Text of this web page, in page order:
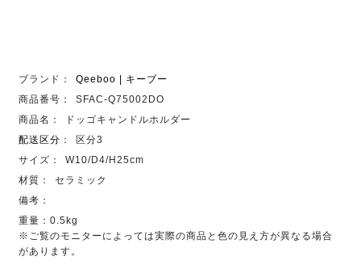
ブランド：
Qeeboo | キーブー
商品番号：
SFAC-Q75002DO
商品名：
ドッゴキャンドルホルダー
配送区分 ：
区分3
サイズ：
W10/D4/H25cm
材質：
セラミック
備考：
重量：0.5kg
※ご覧のモニターによっては実際の商品と色の見え方が異なる場合
があります。